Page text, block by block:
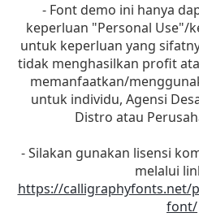
- Font demo ini hanya
keperluan "Personal Use"/
untuk keperluan yang
tidak menghasilkan profit
memanfaatkan/
untuk individu, Agensi
Distro atau
- Silakan gunakan lisensi
melalui
https://calligraphyfonts.net/
font/